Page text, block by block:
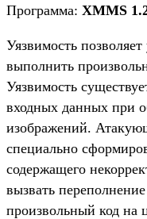
Программа: XMMS
Уязвимость
выполнить
Уязвимость
входных данных при
изображений.
специально
содержащего
вызвать
произвольный код на